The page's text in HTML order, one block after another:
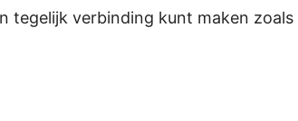
tegelijk verbinding kunt maken zoals